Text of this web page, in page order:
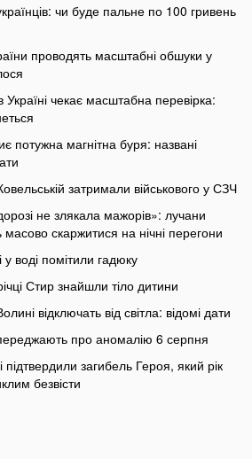
чи буде пальне по 100 гривень
проводять масштабні обшуки у
Україні чекає масштабна перевірка:
потужна магнітна буря: названі
затримали військового у СЗЧ
не злякала мажорів»: лучани
скаржитися на нічні перегони
у воді помітили гадюку
Стир знайшли тіло дитини
відключать від світла: відомі дати
про аномалію 6 серпня
загибель Героя, який рік
безвісти
аномалію